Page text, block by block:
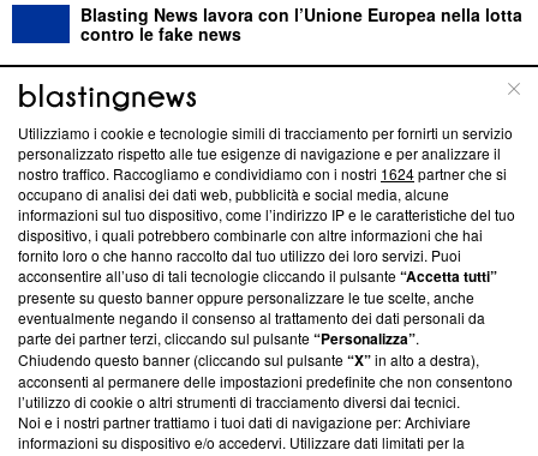
Blasting News lavora con l’Unione Europea nella lotta
contro le fake news
ABOUT LINEA EDITORIALE
Questa sezione offre informazioni trasparenti su Blasting
News, sui nostri processi editoriali e su come ci impegniamo a
creare news di qualità. Inoltre, afferma la nostra aderenza a
‘Trust Project - News with Integrity’Blasting News non è
ancora membro del programma, ma ha richiesto di farne
parte; Trust Project non ha ancora effettuato una verifica di
conformità agli standard.
Su di noi
Team editoriale
Corporate
Utilizziamo i cookie e tecnologie simili di tracciamento per fornirti un servizio
personalizzato rispetto alle tue esigenze di navigazione e per analizzare il
nostro traffico. Raccogliamo e condividiamo con i nostri 1624partner che si
occupano di analisi dei dati web, pubblicità e social media, alcune
informazioni sul tuo dispositivo, come l’indirizzo IP e le caratteristiche del tuo
dispositivo, i quali potrebbero combinarle con altre informazioni che hai
fornito loro o che hanno raccolto dal tuo utilizzo dei loro servizi. Puoi
acconsentire all’uso di tali tecnologie cliccando il pulsante“Accetta tutti”
presente su questo banner oppure personalizzare le tue scelte, anche
eventualmente negando il consenso al trattamento dei dati personali da
parte dei partner terzi, cliccando sul pulsante“Personalizza”.
Chiudendo questo banner (cliccando sul pulsante“X”in alto a destra),
acconsenti al permanere delle impostazioni predefinite che non consentono
l’utilizzo di cookie o altri strumenti di tracciamento diversi dai tecnici.
Noi e i nostri partner trattiamo i tuoi dati di navigazione per: Archiviare
informazioni su dispositivo e/o accedervi. Utilizzare dati limitati per la